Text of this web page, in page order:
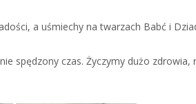
a uśmiechy na twarzach Babć i
spędzony czas. Życzymy dużo zdrowia,